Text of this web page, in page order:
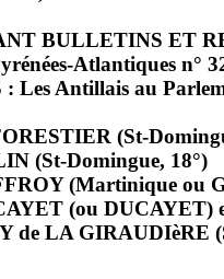
BULLETINS ET
Atlantiques n°
Les Antillais au
(St-
(St-Domingue, 18°)
(Martinique ou
(ou DUCAYET)
de LA GIRAUDIèRE